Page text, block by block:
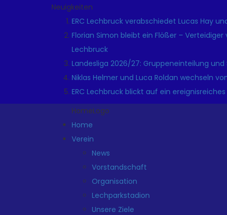
Neuigkeiten
ERC Lechbruck verabschiedet Lucas Hay
Florian Simon bleibt ein Flößer – Verteidiger
Lechbruck
Landesliga 2026/27: Gruppeneinteilung
Niklas Helmer und Luca Roldan wechseln
ERC Lechbruck blickt auf ein
HomeLogo
Home
Verein
News
Vorstandschaft
Organisation
Lechparkstadion
Unsere Ziele